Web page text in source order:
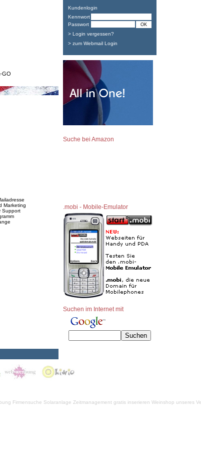
GO
Marketing
Support
Kundenlogin
Kennwort
Passwort
> Login vergessen?
> zum Webmail Login
Suche bei Amazon
.mobi - Mobile-Emulator
Suchen im Internet mit
Firmensuche Solaranlage Zeitmanagement gratis inserieren Weinshop unseres